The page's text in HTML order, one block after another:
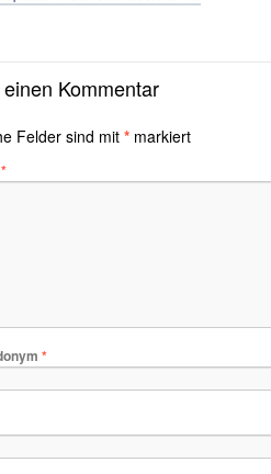
Kommentar
Felder sind mit* markiert
*
*